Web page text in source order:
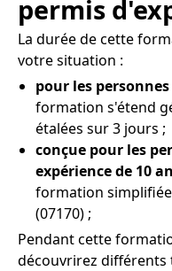
permis
La durée de cette
votre situation :
pour les
formation s'étend
étalées sur 3 jours ;
conçue pour les
expérience de 10
formation
(07170) ;
Pendant cette
découvrirez différents